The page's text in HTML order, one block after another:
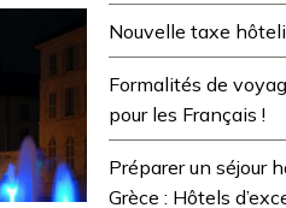
Nouvelle taxe
Formalités de
pour les Français !
Préparer un séjour
Grèce : Hôtels